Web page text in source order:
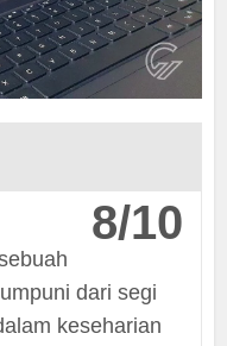
8/10
dari segi
keseharian